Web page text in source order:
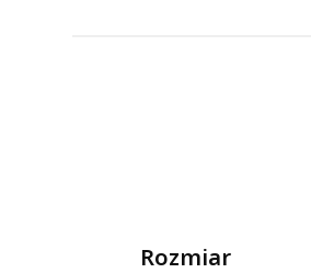
Rozmiar